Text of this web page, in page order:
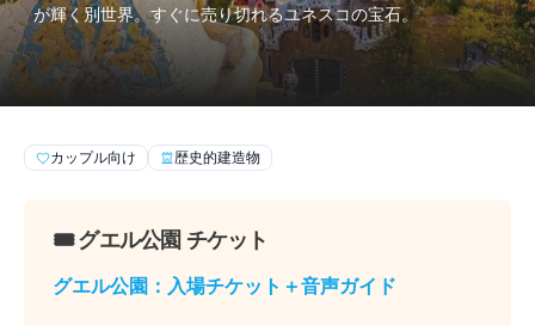
が輝く別世界。すぐに売り切れるユネスコの宝石。
カップル向け 歴史的建造物
🎟️グエル公園 チケット
グエル公園：入場チケット＋音声ガイド